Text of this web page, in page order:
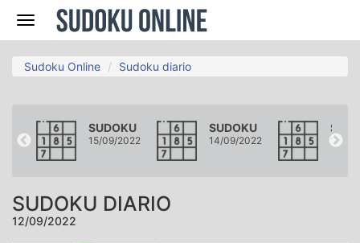
Navegación
Sudoku Online Sudoku diario
SUDOKU
15/09/2022
SUDOKU
14/09/2022 13/
SUDOKU DIARIO
12/09/2022